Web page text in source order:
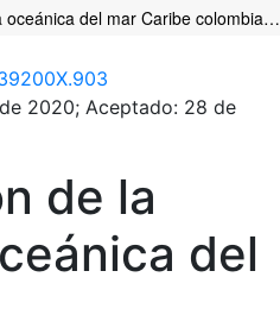
Fitoplancton de la provincia oceánica del mar Caribe colombiano. Diez años de historia